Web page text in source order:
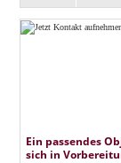
Ein passendes
sich in